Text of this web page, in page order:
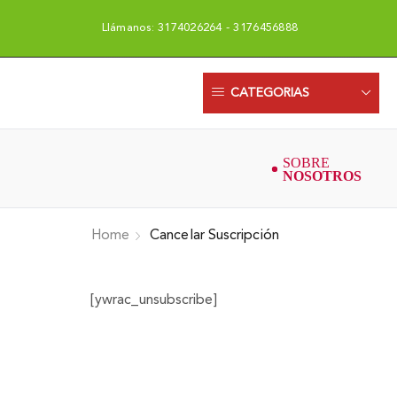
Llámanos: 3174026264 - 3176456888
CATEGORIAS
Home Cancelar Suscripción
[ywrac_unsubscribe]